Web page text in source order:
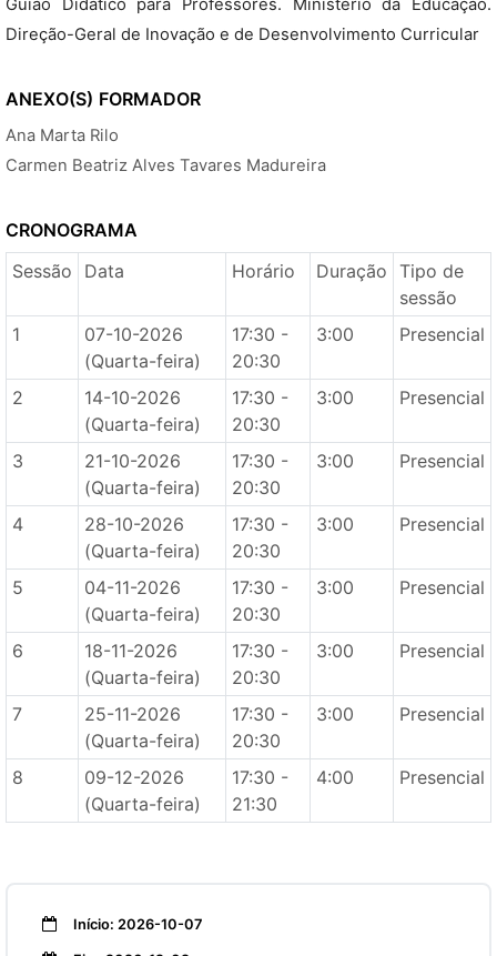
Guião Didático para Professores. Ministério da Educação.
Direção-Geral de Inovação e de Desenvolvimento Curricular
ANEXO(S) FORMADOR
Ana Marta Rilo
Carmen Beatriz Alves Tavares Madureira
CRONOGRAMA
Sessão
Data Horário Duração Tipo de
sessão
1
07-10-2026
(Quarta-feira)
17:30 -
20:30
3:00 Presencial
2
14-10-2026
(Quarta-feira)
17:30 -
20:30
3:00 Presencial
3
21-10-2026
(Quarta-feira)
17:30 -
20:30
3:00 Presencial
4
28-10-2026
(Quarta-feira)
17:30 -
20:30
3:00 Presencial
5
04-11-2026
(Quarta-feira)
17:30 -
20:30
3:00 Presencial
6
18-11-2026
(Quarta-feira)
17:30 -
20:30
3:00 Presencial
7
25-11-2026
(Quarta-feira)
17:30 -
20:30
3:00 Presencial
8
09-12-2026
(Quarta-feira)
17:30 -
21:30
4:00 Presencial
Início: 2026-10-07